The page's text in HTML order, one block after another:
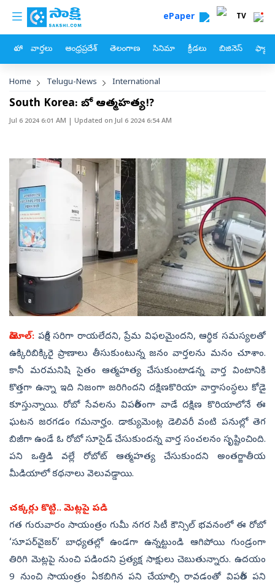
Skip to main content
custom menu ePaper TV
హోం వార్తలు ఆంధ్రప్రదేశ్ తెలంగాణ సినిమా క్రీడలు బిజినెస్
Breadcrumb
Home Telugu-News International
South Korea: రోబో ఆత్మహత్య!?
Jul 6 2024 6:01 AM | Updated onJul 6 2024 6:54 AM
సియోల్‌: పరీక్ష సరిగా రాయలేదని, ప్రేమ విఫలమైందని, ఆర్థిక సమస్యలతో
ఉక్కిరిబిక్కిరై ప్రాణాలు తీసుకుంటున్న జనం వార్తలను మనం చూశాం.
కానీ మరమనిషి సైతం ఆత్మహత్య చేసుకుంటాడన్న వార్త వింటానికి
కొత్తగా ఉన్నా ఇది నిజంగా జరిగిందని దక్షిణకొరియా వార్తాసంస్థలు కోడై
కూస్తున్నాయి. రోబో సేవలను విపరీతంగా వాడే దక్షిణ కొరియాలోనే ఈ
ఘటన జరగడం గమనార్హం. డాక్యుమెంట్ల డెలివరీ వంటి పనుల్లో తెగ
బిజీగా ఉండే ఓ రోబో సూసైడ్‌ చేసుకుందన్న వార్త సంచలనం సృష్టించింది.
పని ఒత్తిడి వల్లే రోబోట్‌ ఆత్మహత్య చేసుకుందని అంతర్జాతీయ
మీడియాలో కథనాలు వెలువడ్డాయి.
చక్కర్లు కొట్టి.. మెట్లపై పడి
గత గురువారం సాయంత్రం గుమీ నగర సిటీ కౌన్సిల్‌ భవనంలో ఈ రోబో
‘సూపర్‌వైజర్‌’ బాధ్యతల్లో ఉండగా ఉన్నట్టుండి ఆగిపోయి గుండ్రంగా
తిరిగి మెట్లపై నుంచి పడిందని ప్రత్యక్ష సాక్షులు చెబుతున్నారు. ఉదయం
9 నుంచి సాయంత్రం ఏకబిగిన పని చేయాల్సి రావడంతో విపరీత పని